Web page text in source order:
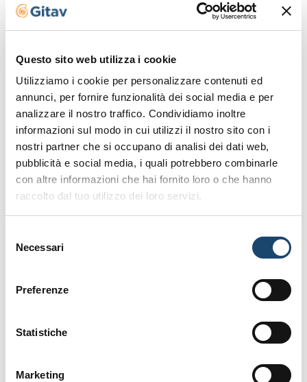
Questo sito web utilizza i cookie
Utilizziamo i cookie per personalizzare contenuti ed
annunci, per fornire funzionalità dei social media e per
analizzare il nostro traffico. Condividiamo inoltre
informazioni sul modo in cui utilizzi il nostro sito con i
nostri partner che si occupano di analisi dei dati web,
pubblicità e social media, i quali potrebbero combinarle
con altre informazioni che hai fornito loro o che hanno
raccolto dal tuo utilizzo dei loro servizi.
delNecessari
Preferenze
Statistiche
Marketing